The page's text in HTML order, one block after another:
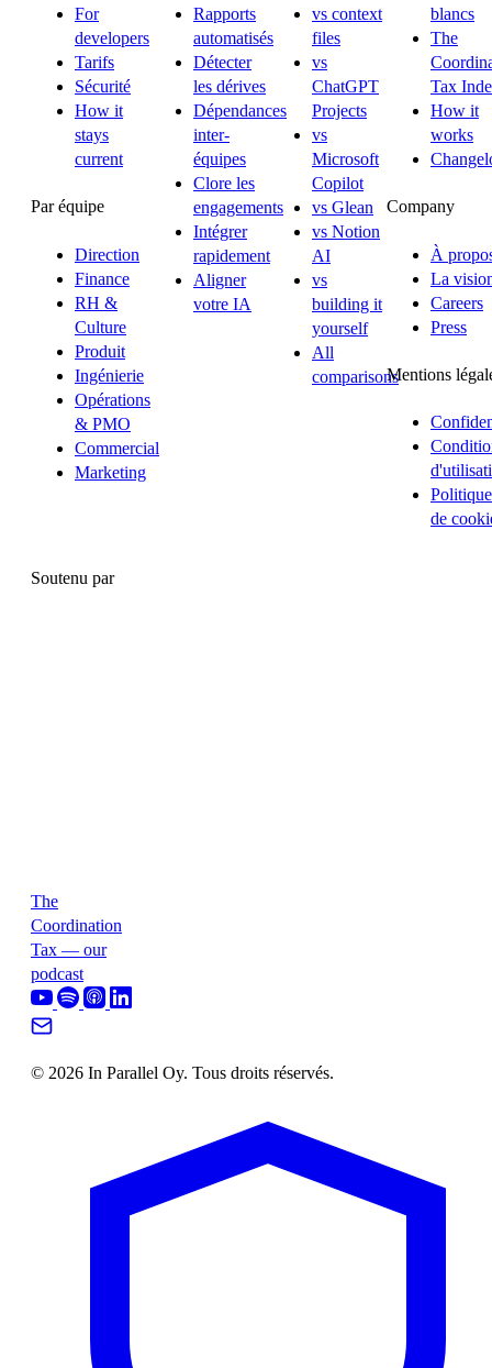
For
developers
Tarifs
Sécurité
How it
stays
current
Par équipe
Direction
Finance
RH &
Culture
Produit
Ingénierie
Opérations
& PMO
Commercial
Marketing
Rapports
automatisés
Détecter
les dérives
Dépendances
inter-
équipes
Clore les
engagements
Intégrer
rapidement
Aligner
votre IA
vs context
files
vs
ChatGPT
Projects
vs
Microsoft
Copilot
vs Glean
vs Notion
AI
vs
building it
yourself
All
comparisons
blancs
The
Tax
How it
works
Company
À
La
Careers
Press
Mentions
Politique
de
Soutenu par
The
Coordination
Tax — our
podcast
© 2026 In Parallel Oy. Tous droits réservés.